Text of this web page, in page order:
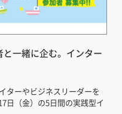
と一緒に企む。インター
ターやビジネスリーダーを
日（金）の5日間の実践型イ